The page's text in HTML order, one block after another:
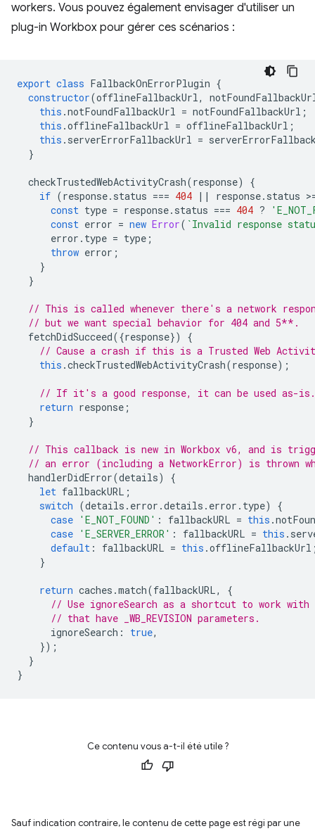
workers. Vous pouvez également envisager d'utiliser un
plug-in Workbox pour gérer ces scénarios :
export class FallbackOnErrorPlugin {
constructor(offlineFallbackUrl,
this .notFoundFallbackUrl = notFoundFallbackUrl ;
this .offlineFallbackUrl = offlineFallbackUrl ;
this . serverErrorFallbackUrl =
}
checkTrustedWebActivityCrash(response)
{
if (response. status === 404 || response. status >
const type = response. status === 404 ?
const error = new Error( `Invalid response
error . type = type ;
throw error ;
}
}
// This is called whenever there's a network
// but we want special behavior for 404 and 5**.
fetchDidSucceed({response})
{
// Cause a crash if this is a Trusted Web
this .checkTrustedWebActivityCrash(response);
// If it's a good response, it can be used as-is.
return response ;
}
// This callback is new in Workbox v6, and is
// an error (including a NetworkError) is thrown
handlerDidError(details)
{
let fallbackURL ;
switch (details . error .details . error . type)
{
case 'E_NOT_FOUND' : fallbackURL = this .
case 'E_SERVER_ERROR' : fallbackURL = this .
default : fallbackURL = this .offlineFallbackUrl
}
return caches .match(fallbackURL,
{
// Use ignoreSearch as a shortcut to work with
// that have _WB_REVISION parameters.
ignoreSearch : true,
});
}
}
Ce contenu vous a-t-il été utile ?
Sauf indication contraire, le contenu de cette page est régi par une